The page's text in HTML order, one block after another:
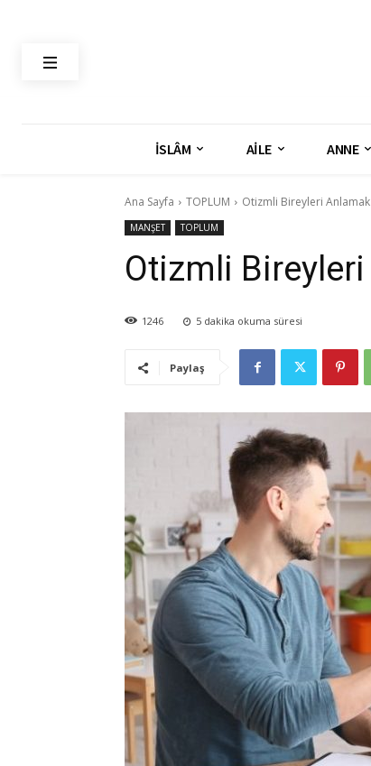
İSLÂM AİLE ANNE
Ana Sayfa TOPLUM Otizmli Bireyleri Anlamak
MANŞET TOPLUM
Otizmli
1246 5 dakika okuma süresi
Paylaş